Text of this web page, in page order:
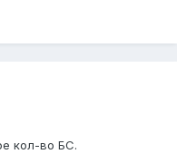
кол-во БС.